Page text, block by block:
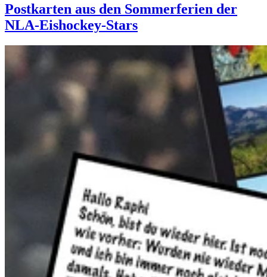
Postkarten aus den Sommerferien der
NLA-Eishockey-Stars